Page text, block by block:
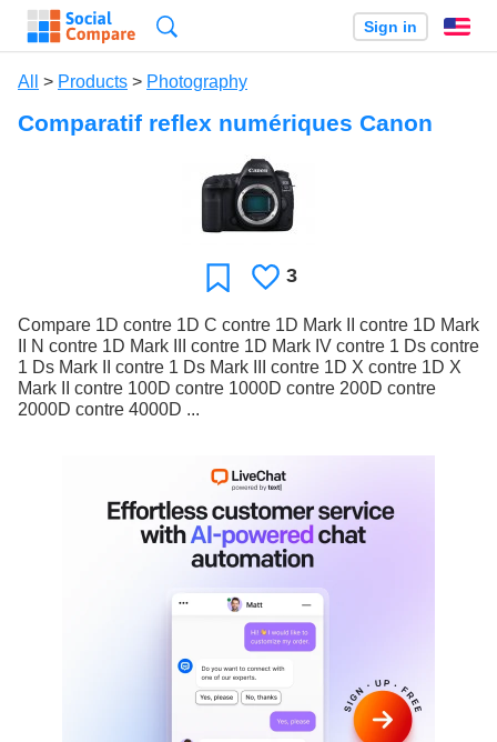
Sign in
All > Products > Photography
Comparatif reflex numériques Canon
FavoriteLikes
3
Compare 1D contre 1D C contre 1D Mark II contre 1D Mark
II N contre 1D Mark III contre 1D Mark IV contre 1 Ds contre
1 Ds Mark II contre 1 Ds Mark III contre 1D X contre 1D X
Mark II contre 100D contre 1000D contre 200D contre
2000D contre 4000D ...